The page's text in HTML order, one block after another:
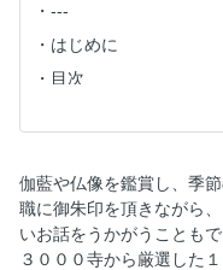
---
はじめに
目次
京都のお寺 おめぐり
【第一章】お寺の御朱
寺院の御朱印とは／
御朱印ギャラリー
伽藍や仏像を鑑賞し、季
職に御朱印を頂きながら
いお話をうかがうことも
３０００寺から厳選した